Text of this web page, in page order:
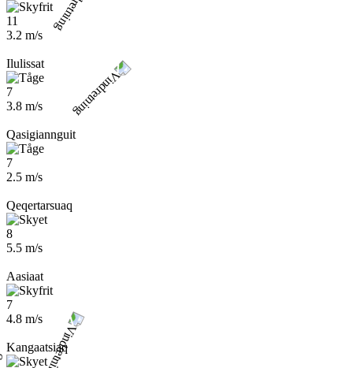
11
3.2 m/s
Ilulissat
7
3.8 m/s
Qasigiannguit
7
2.5 m/s
Qeqertarsuaq
8
5.5 m/s
Aasiaat
7
4.8 m/s
Kangaatsiaq